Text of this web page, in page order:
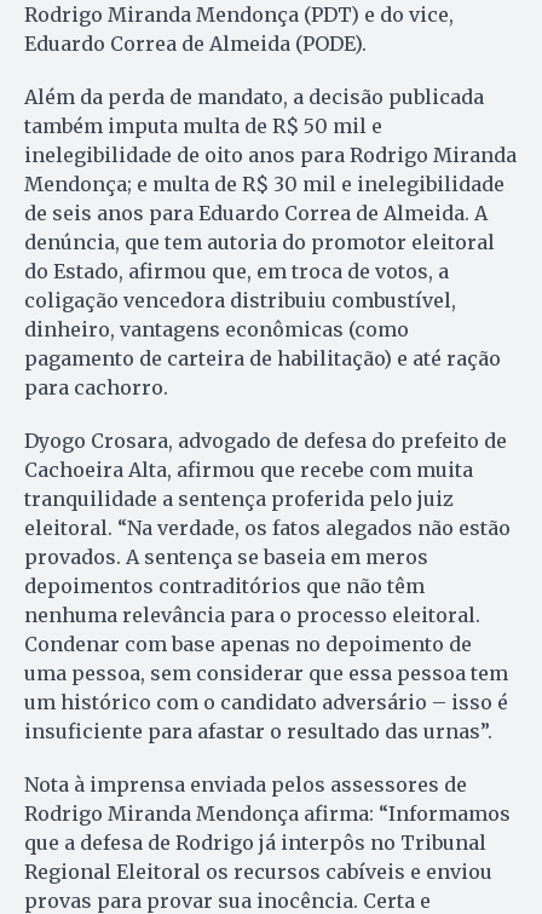
Rodrigo Miranda Mendonça (PDT) e do vice,
Eduardo Correa de Almeida (PODE).
Além da perda de mandato, a decisão publicada
também imputa multa de R$ 50 mil e
inelegibilidade de oito anos para Rodrigo Miranda
Mendonça; e multa de R$ 30 mil e inelegibilidade
de seis anos para Eduardo Correa de Almeida. A
denúncia, que tem autoria do promotor eleitoral
do Estado, afirmou que, em troca de votos, a
coligação vencedora distribuiu combustível,
dinheiro, vantagens econômicas (como
pagamento de carteira de habilitação) e até ração
para cachorro.
Dyogo Crosara, advogado de defesa do prefeito de
Cachoeira Alta, afirmou que recebe com muita
tranquilidade a sentença proferida pelo juiz
eleitoral. “Na verdade, os fatos alegados não estão
provados. A sentença se baseia em meros
depoimentos contraditórios que não têm
nenhuma relevância para o processo eleitoral.
Condenar com base apenas no depoimento de
uma pessoa, sem considerar que essa pessoa tem
um histórico com o candidato adversário – isso é
insuficiente para afastar o resultado das urnas”.
Nota à imprensa enviada pelos assessores de
Rodrigo Miranda Mendonça afirma: “Informamos
que a defesa de Rodrigo já interpôs no Tribunal
Regional Eleitoral os recursos cabíveis e enviou
provas para provar sua inocência. Certa e